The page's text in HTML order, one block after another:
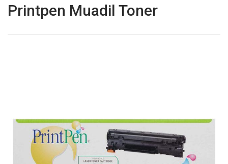
Printpen Muadil Toner